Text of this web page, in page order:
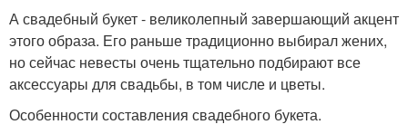
А свадебный букет - великолепный завершающий акцент
этого образа. Его раньше традиционно выбирал жених,
но сейчас невесты очень тщательно подбирают все
аксессуары для свадьбы, в том числе и цветы.
Особенности составления свадебного букета.